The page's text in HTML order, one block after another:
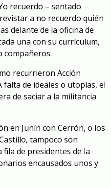
recuerdo – sentado
a no recuerdo quién
delante de la oficina de
una con su currículum,
compañeros.
recurrieron Acción
falta de ideales o utopías, el
de saciar a la militancia
en Junín con Cerrón, o los
tampoco son
fila de presidentes de la
encausados unos y